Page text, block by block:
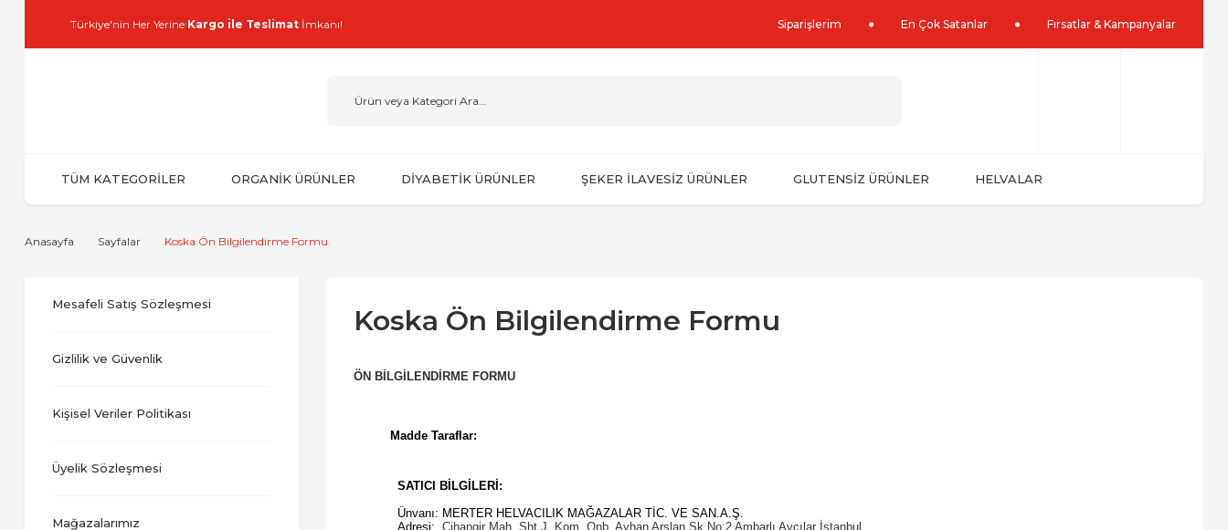
Türkiye'nin Her Yerine Kargo ile Teslimat İmkanı! Siparişlerim En Çok Satanlar Fırsatlar & Kampanyalar
TÜM KATEGORİLER ORGANİK ÜRÜNLER DİYABETİK ÜRÜNLER ŞEKER İLAVESİZ ÜRÜNLER GLUTENSİZ ÜRÜNLER HELVALAR
Anasayfa Sayfalar Koska Ön Bilgilendirme Formu
Mesafeli Satış Sözleşmesi
Gizlilik ve Güvenlik
Kişisel Veriler Politikası
Üyelik Sözleşmesi
Mağazalarımız
Koska Ön Bilgilendirme Formu
ÖN BİLGİLENDİRME FORMU
Madde Taraflar:
SATICI BİLGİLERİ:
Ünvanı: MERTER HELVACILIK MAĞAZALAR TİC. VE SAN.A.Ş.
Adresi: Cihangir Mah. Şht J. Kom. Onb. Ayhan Arslan Sk No:2 Ambarlı Avcılar İstanbul